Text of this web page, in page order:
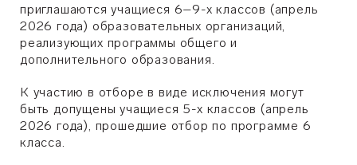
приглашаются учащиеся 6–9-х классов (апрель
2026 года) образовательных организаций,
реализующих программы общего и
дополнительного образования.
К участию в отборе в виде исключения могут
быть допущены учащиеся 5-х классов (апрель
2026 года), прошедшие отбор по программе 6
класса.